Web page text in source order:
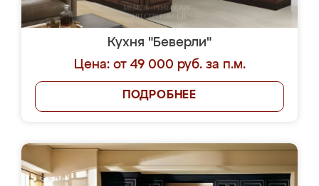
Кухня "Беверли"
Цена: от 49 000 руб. за п.м.
ПОДРОБНЕЕ